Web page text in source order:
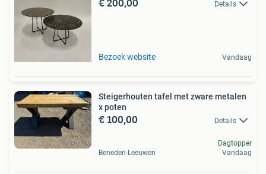
Details
Bezoek website Vandaag
Steigerhouten tafel met zware metalen
x poten
€ 100,00 Details
Beneden-Leeuwen
Dagtopper
Vandaag